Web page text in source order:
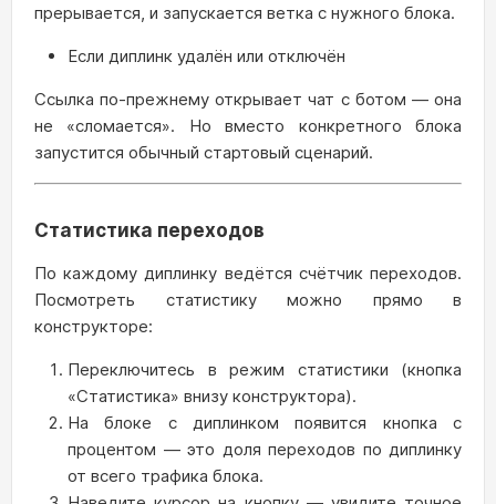
прерывается, и запускается ветка с нужного блока.
Если диплинк удалён или отключён
Ссылка по-прежнему открывает чат с ботом — она
не «сломается». Но вместо конкретного блока
запустится обычный стартовый сценарий.
Статистика переходов
По каждому диплинку ведётся счётчик переходов.
Посмотреть статистику можно прямо в
конструкторе:
Переключитесь в режим статистики (кнопка
«Статистика» внизу конструктора).
На блоке с диплинком появится кнопка с
процентом — это доля переходов по диплинку
от всего трафика блока.